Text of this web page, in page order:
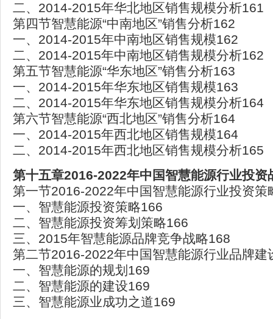
二、2014-2015年华北地区销售规模分析161
第四节智慧能源“中南地区”销售分析162
一、2014-2015年中南地区销售规模162
二、2014-2015年中南地区销售规模分析162
第五节智慧能源“华东地区”销售分析163
一、2014-2015年华东地区销售规模163
二、2014-2015年华东地区销售规模分析164
第六节智慧能源“西北地区”销售分析164
一、2014-2015年西北地区销售规模164
二、2014-2015年西北地区销售规模分析165
第十五章2016-2022年中国智慧能源行业投资
第一节2016-2022年中国智慧能源行业投资策
一、智慧能源投资策略166
二、智慧能源投资筹划策略166
三、2015年智慧能源品牌竞争战略168
第二节2016-2022年中国智慧能源行业品牌建
一、智慧能源的规划169
二、智慧能源的建设169
三、智慧能源业成功之道169